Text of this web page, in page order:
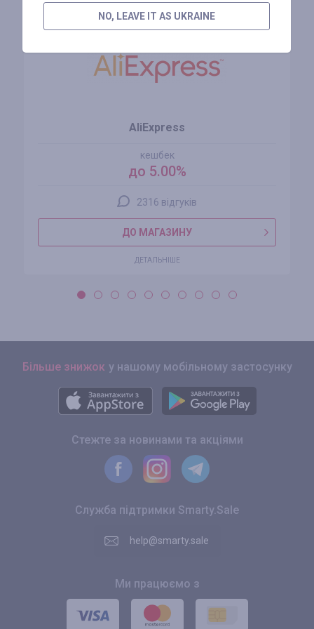
AliExpress
кешбек
до 5.00%
2316 відгуків
ДО МАГАЗИНУ
ДЕТАЛЬНІШЕ
Більше знижок у нашому мобільному застосунку
Стежте за новинами та акціями
Служба підтримки Smarty.Sale
help@smarty.sale
Ми працюємо з
NO, LEAVE IT AS UKRAINE